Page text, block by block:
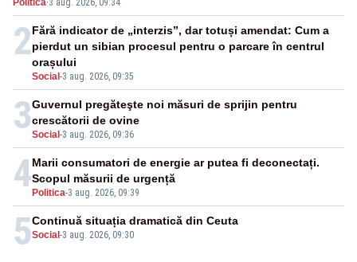
Politica·3 aug. 2026, 09:34
2
Social-3 aug. 2026, 09:35
Fără indicator de „interzis”, dar totuși amendat: Cum a
pierdut un sibian procesul pentru o parcare în centrul
orașului
3Social-3 aug. 2026, 09:36
Guvernul pregăteşte noi măsuri de sprijin pentru
crescătorii de ovine
4Politica-3 aug. 2026, 09:39
Marii consumatori de energie ar putea fi deconectați.
Scopul măsurii de urgență
5Social-3 aug. 2026, 09:30
Continuă situația dramatică din Ceuta